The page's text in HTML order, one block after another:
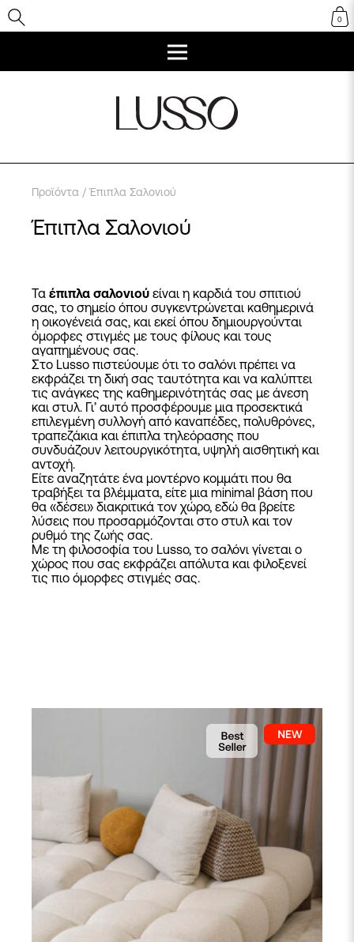
0
Προϊόντα / Έπιπλα Σαλονιού
Έπιπλα Σαλονιού
Τα έπιπλα σαλονιού είναι η καρδιά του σπιτιού
σας, το σημείο όπου συγκεντρώνεται καθημερινά
η οικογένειά σας, και εκεί όπου δημιουργούνται
όμορφες στιγμές με τους φίλους και τους
αγαπημένους σας.
Στο Lusso πιστεύουμε ότι το σαλόνι πρέπει να
εκφράζει τη δική σας ταυτότητα και να καλύπτει
τις ανάγκες της καθημερινότητάς σας με άνεση
και στυλ. Γι’ αυτό προσφέρουμε μια προσεκτικά
επιλεγμένη συλλογή από καναπέδες, πολυθρόνες,
τραπεζάκια και έπιπλα τηλεόρασης που
συνδυάζουν λειτουργικότητα, υψηλή αισθητική και
αντοχή.
Είτε αναζητάτε ένα μοντέρνο κομμάτι που θα
τραβήξει τα βλέμματα, είτε μια minimal βάση που
θα «δέσει» διακριτικά τον χώρο, εδώ θα βρείτε
λύσεις που προσαρμόζονται στο στυλ και τον
ρυθμό της ζωής σας.
Με τη φιλοσοφία του Lusso, το σαλόνι γίνεται ο
χώρος που σας εκφράζει απόλυτα και φιλοξενεί
τις πιο όμορφες στιγμές σας.